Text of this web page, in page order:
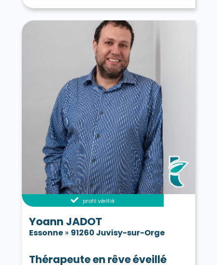
profil vérifié
Yoann JADOT
Essonne» 91260 Juvisy-sur-Orge
Thérapeute en rêve éveillé